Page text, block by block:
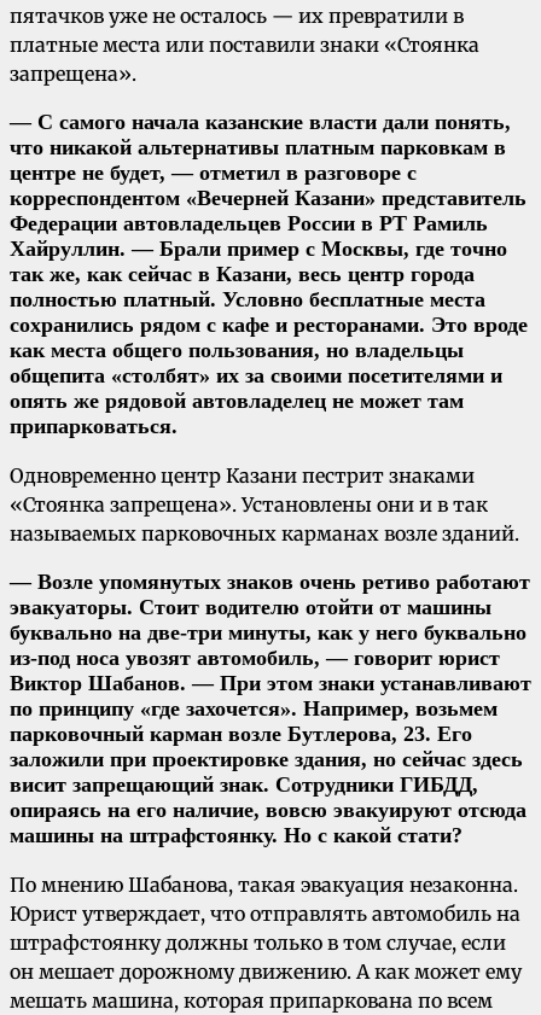
пятачков уже не осталось — их превратили в
платные места или поставили знаки «Стоянка
запрещена».
— С самого начала казанские власти дали понять,
что никакой альтернативы платным парковкам в
центре не будет, — отметил в разговоре с
корреспондентом «Вечерней Казани» представитель
Федерации автовладельцев России в РТ Рамиль
Хайруллин. — Брали пример с Москвы, где точно
так же, как сейчас в Казани, весь центр города
полностью платный. Условно бесплатные места
сохранились рядом с кафе и ресторанами. Это вроде
как места общего пользования, но владельцы
общепита «столбят» их за своими посетителями и
опять же рядовой автовладелец не может там
припарковаться.
Одновременно центр Казани пестрит знаками
«Стоянка запрещена». Установлены они и в так
называемых парковочных карманах возле зданий.
— Возле упомянутых знаков очень ретиво работают
эвакуаторы. Стоит водителю отойти от машины
буквально на две-три минуты, как у него буквально
из-под носа увозят автомобиль, — говорит юрист
Виктор Шабанов. — При этом знаки устанавливают
по принципу «где захочется». Например, возьмем
парковочный карман возле Бутлерова, 23. Его
заложили при проектировке здания, но сейчас здесь
висит запрещающий знак. Сотрудники ГИБДД,
опираясь на его наличие, вовсю эвакуируют отсюда
машины на штрафстоянку. Но с какой стати?
По мнению Шабанова, такая эвакуация незаконна.
Юрист утверждает, что отправлять автомобиль на
штрафстоянку должны только в том случае, если
он мешает дорожному движению. А как может ему
мешать машина, которая припаркована по всем